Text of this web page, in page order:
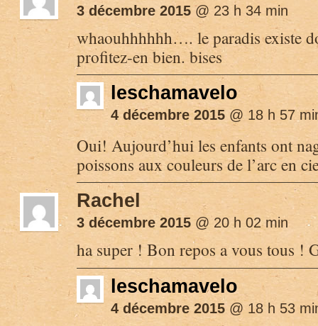
3 décembre 2015 @ 23 h 34 min
whaouhhhhhh…. le paradis existe
profitez-en bien. bises
leschamavelo
4 décembre 2015 @ 18 h 57
Oui! Aujourd’hui les enfants ont
poissons aux couleurs de l’arc en
Rachel
3 décembre 2015 @ 20 h 02 min
ha super ! Bon repos a vous tous !
leschamavelo
4 décembre 2015@ 18 h 53